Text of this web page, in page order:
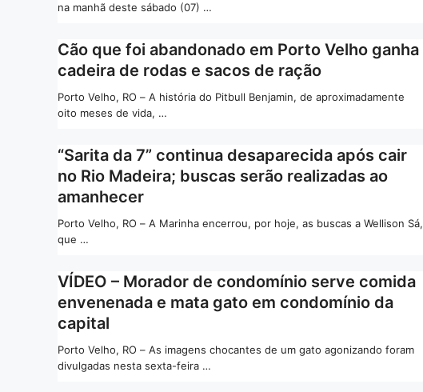
na manhã deste sábado (07) …
Cão que foi abandonado em Porto Velho ganha
cadeira de rodas e sacos de ração
Porto Velho, RO – A história do Pitbull Benjamin, de aproximadamente
oito meses de vida, …
“Sarita da 7” continua desaparecida após cair
no Rio Madeira; buscas serão realizadas ao
amanhecer
Porto Velho, RO – A Marinha encerrou, por hoje, as buscas a Wellison Sá,
que …
VÍDEO – Morador de condomínio serve comida
envenenada e mata gato em condomínio da
capital
Porto Velho, RO – As imagens chocantes de um gato agonizando foram
divulgadas nesta sexta-feira …